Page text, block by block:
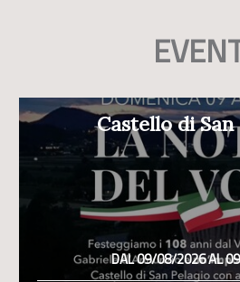
Castello di
DAL 09/08/2026 AL